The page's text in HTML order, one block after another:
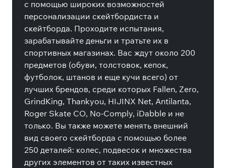
с помощью широких возможностей
персонализации скейтбордиста и
скейтборда. Проходите испытания,
зарабатывайте деньги и тратьте их в
спортивных магазинах. Вас ждут около 200
предметов (обуви, толстовок, кепок,
футболок, штанов и еще кучи всего) от
лучших брендов, среди которых Fallen, Zero,
GrindKing, Thankyou, HIJINX Net, Antilanta,
Roger Skate CO, No-Comply, iDabble и не
только. Вы также можете менять внешний
вид своего скейтборда с помощью более
250 деталей: колес, подвесок и множества
других элементов от таких известных